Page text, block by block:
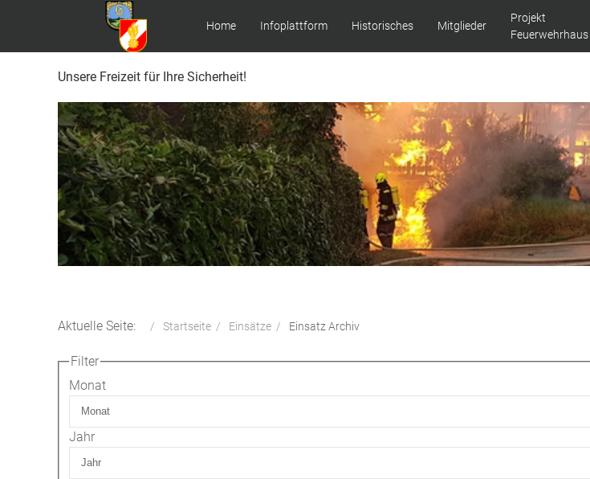
Home Infoplattform Historisches Mitglieder
Projekt
Feuerwehrhaus
Unsere Freizeit für Ihre Sicherheit!
Aktuelle Seite: Startseite Einsätze Einsatz Archiv
Filter
Monat
Jahr